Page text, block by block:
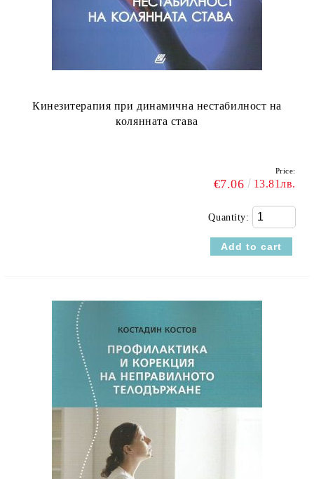
Кинезитерапия при динамична нестабилност на
колянната става
Price:
€7.06 13.81лв.
Quantity: